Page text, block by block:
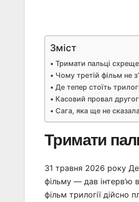
Зміст
Тримати пальці
Чому третій фільм не
Де тепер стоїть
Касовий провал
Сага, яка ще не
Тримати
31 травня 2026 року
фільму — дав інтерв’ю
фільм трилогії дійсно